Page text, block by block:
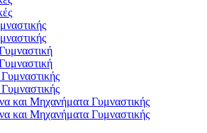
και Μηχανήματα Γυμναστικής
και Μηχανήματα Γυμναστικής